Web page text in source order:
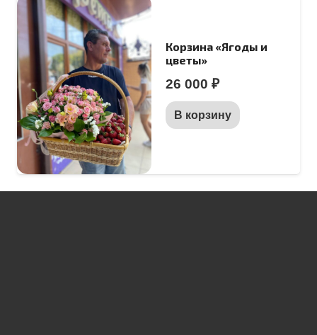
Корзина «Ягоды и
цветы»
26 000 ₽
В корзину